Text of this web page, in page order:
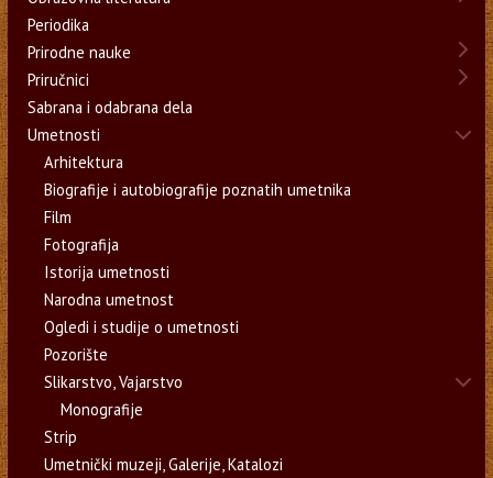
Periodika
Prirodne nauke
Priručnici
Sabrana i odabrana dela
Umetnosti
Arhitektura
Biografije i autobiografije poznatih umetnika
Film
Fotografija
Istorija umetnosti
Narodna umetnost
Ogledi i studije o umetnosti
Pozorište
Slikarstvo, Vajarstvo
Monografije
Strip
Umetnički muzeji, Galerije, Katalozi